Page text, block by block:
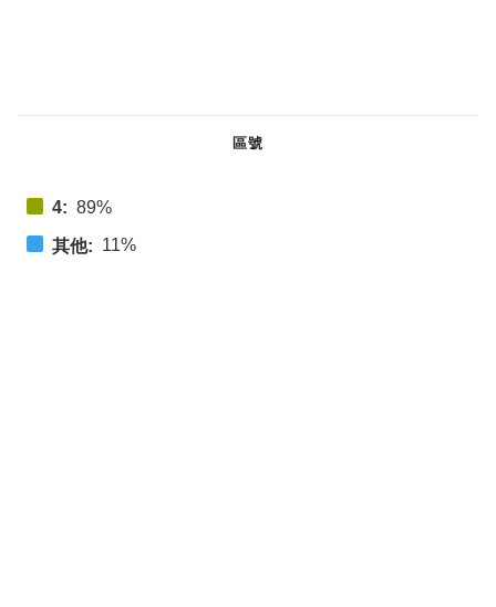
區號
4: 89%
其他: 11%